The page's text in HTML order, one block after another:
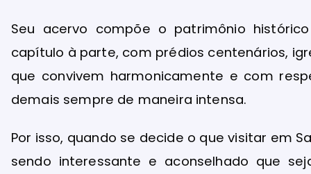
Seu acervo compõe o patrimônio
capítulo à parte, com prédios centenários,
que convivem harmonicamente e com
demais sempre de maneira intensa.
Por isso, quando se decide o que visitar em
sendo interessante e aconselhado que